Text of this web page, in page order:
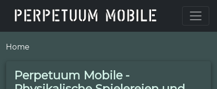
Home
Perpetuum Mobile -